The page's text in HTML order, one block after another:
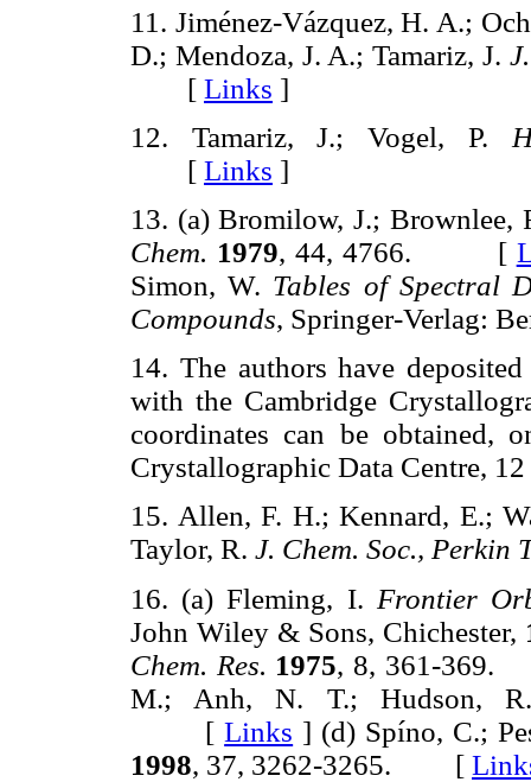
11. Jiménez-Vázquez, H. A.;
D.; Mendoza, J. A.; Tamariz, J.
[ Links ]
12. Tamariz, J.; Vogel, P.
[ Links ]
13. (a) Bromilow, J.;
Chem. 1979, 44, 4766. [
Simon, W. Tables of Spectral
Compounds, Springer-
14. The authors have
with the Cambridge
coordinates can be obtained,
Crystallographic Data Centre,
15. Allen, F. H.; Kennard, E.;
Taylor, R. J. Chem. Soc., Perkin
16. (a) Fleming, I. Frontier
John Wiley & Sons, Chichester,
Chem. Res. 1975, 8, 361-
M.; Anh, N. T.; Hudson,
[Links ] (d) Spíno, C.;
1998, 37, 3262-3265. [